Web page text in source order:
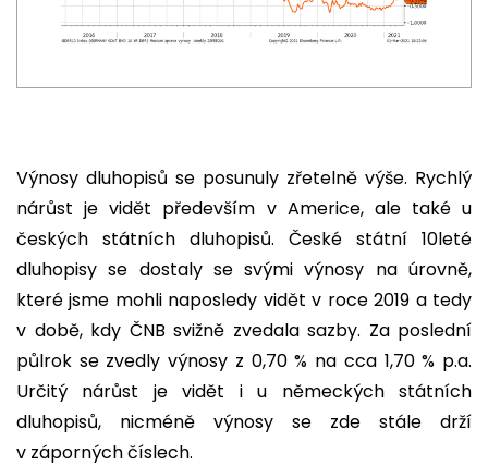
Výnosy dluhopisů se posunuly zřetelně výše. Rychlý
nárůst je vidět především v Americe, ale také u
českých státních dluhopisů. České státní 10leté
dluhopisy se dostaly se svými výnosy na úrovně,
které jsme mohli naposledy vidět v roce 2019 a tedy
v době, kdy ČNB svižně zvedala sazby. Za poslední
půlrok se zvedly výnosy z 0,70 % na cca 1,70 % p.a.
Určitý nárůst je vidět i u německých státních
dluhopisů, nicméně výnosy se zde stále drží
v záporných číslech.